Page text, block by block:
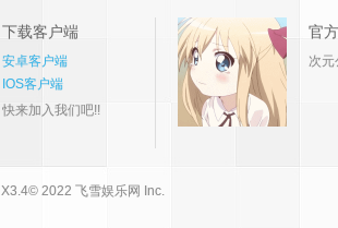
下载客户端
安卓客户端
IOS客户端
快来加入我们吧!!
官
次元
X3.4© 2022 飞雪娱乐网 Inc.